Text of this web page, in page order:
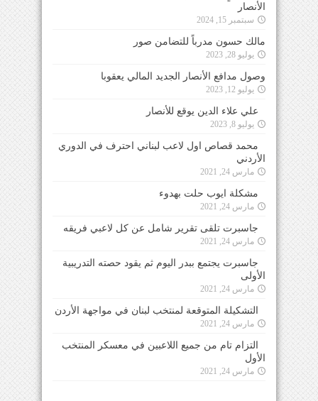
الأنصار
سبتمبر 15, 2024
مالك حسون مدرباً للتضامن صور
يوليو 28, 2023
وصول مدافع الأنصار الجديد المالي يعقوبا
يوليو 12, 2023
علي علاء الدين يوقع للأنصار
يوليو 8, 2023
محمد قصاص اول لاعب لبناني احترف في الدوري
الأردني
مارس 24, 2021
مشكلة ايوب حلت بهدوء
مارس 24, 2021
جاسبرت تلقى تقرير شامل عن كل لاعبي فريقه
مارس 24, 2021
جاسبرت يجتمع ببدر اليوم ثم يقود حصته التدريبية
الأولى
مارس 24, 2021
التشكيلة المتوقعة لمنتخب لبنان في مواجهة الأردن
مارس 24, 2021
التزام تام من جميع اللاعبين في معسكر المنتخب
الأول
مارس 24, 2021